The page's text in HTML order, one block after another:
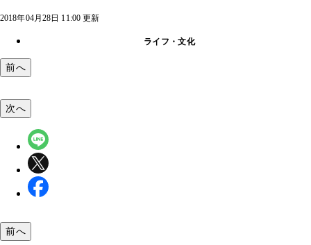
2018年04月28日 11:00 更新
ライフ・文化
前へ
次へ
前へ